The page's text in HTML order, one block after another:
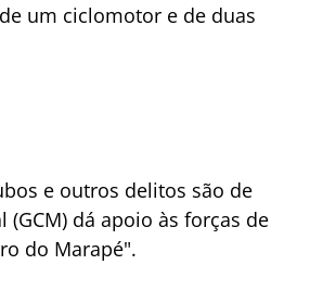
um ciclomotor e de duas
e outros delitos são de
dá apoio às forças de
do Marapé".